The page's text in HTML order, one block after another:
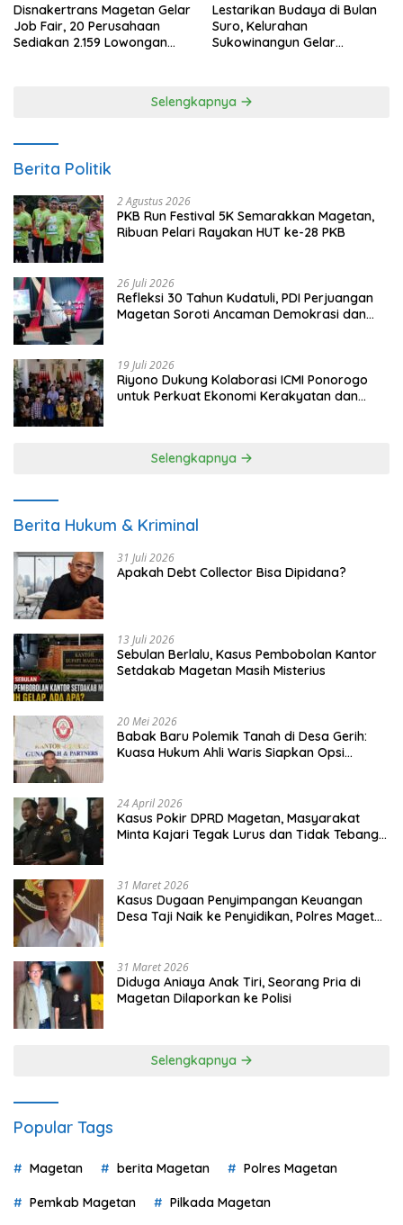
Disnakertrans Magetan Gelar
Job Fair, 20 Perusahaan
Sediakan 2.159 Lowongan
Lestarikan Budaya di Bulan
Suro, Kelurahan
Sukowinangun Gelar
Selengkapnya
Berita Politik
2 Agustus 2026
PKB Run Festival 5K Semarakkan Magetan,
Ribuan Pelari Rayakan HUT ke-28 PKB
26 Juli 2026
Refleksi 30 Tahun Kudatuli, PDI Perjuangan
Magetan Soroti Ancaman Demokrasi dan
19 Juli 2026
Riyono Dukung Kolaborasi ICMI Ponorogo
untuk Perkuat Ekonomi Kerakyatan dan
Selengkapnya
Berita Hukum & Kriminal
31 Juli 2026
Apakah Debt Collector Bisa Dipidana?
13 Juli 2026
Sebulan Berlalu, Kasus Pembobolan Kantor
Setdakab Magetan Masih Misterius
20 Mei 2026
Babak Baru Polemik Tanah di Desa Gerih:
Kuasa Hukum Ahli Waris Siapkan Opsi
24 April 2026
Kasus Pokir DPRD Magetan, Masyarakat
Minta Kajari Tegak Lurus dan Tidak Tebang
31 Maret 2026
Kasus Dugaan Penyimpangan Keuangan
Desa Taji Naik ke Penyidikan, Polres Magetan
31 Maret 2026
Diduga Aniaya Anak Tiri, Seorang Pria di
Magetan Dilaporkan ke Polisi
Selengkapnya
Popular Tags
Magetan berita Magetan Polres Magetan
Pemkab Magetan Pilkada Magetan